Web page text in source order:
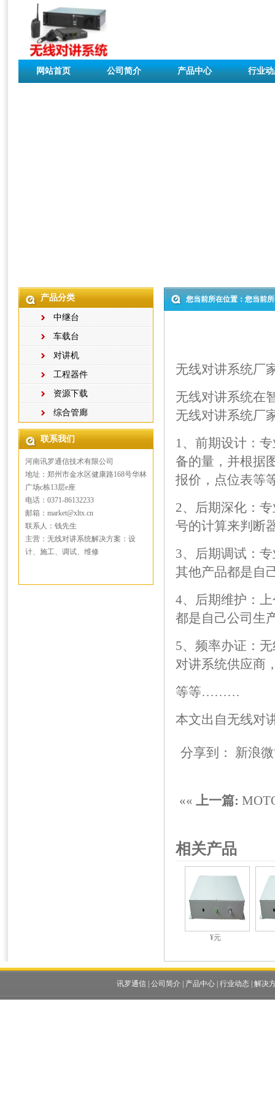
网站首页 公司简介 产品中心 行业
产品分类
中继台
车载台
对讲机
工程器件
资源下载
综合管廊
联系我们
河南讯罗通信技术有限公司
地址：郑州市金水区健康路168号华林
广场c栋13层e座
电话：0371-86132233
邮箱：market@xltx.cn
联系人：钱先生
主营：无线对讲系统解决方案：设
计、施工、调试、维修
您当前所在位置：您当前
无线对讲系统厂
无线对讲系统在
无线对讲系统厂
1、前期设计：
备的量，并根据
报价，点位表等
2、后期深化：
号的计算来判断
3、后期调试：
其他产品都是自
4、后期维护：
都是自己公司生
5、频率办证：
对讲系统供应商
等等………
本文出自无线对
分享到： 新浪
«« 上一篇:
相关产品
¥元
讯罗通信| 公司简介| 产品中心| 行业动态| 解决